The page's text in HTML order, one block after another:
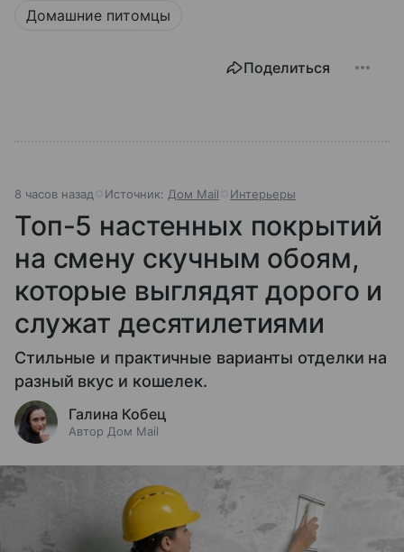
Домашние питомцы
Поделиться
8 часов назад Источник: Дом Mail Интерьеры
Топ-5 настенных покрытий
на смену скучным обоям,
которые выглядят дорого и
служат десятилетиями
Стильные и практичные варианты отделки на
разный вкус и кошелек.
Галина Кобец
Автор Дом Mail